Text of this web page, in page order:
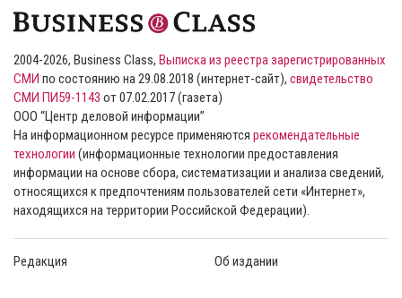
2004-2026, Business Class, Выписка из реестра зарегистрированных
СМИ по состоянию на 29.08.2018 (интернет-сайт), свидетельство
СМИ ПИ59-1143 от 07.02.2017 (газета)
ООО “Центр деловой информации”
На информационном ресурсе применяются рекомендательные
технологии (информационные технологии предоставления
информации на основе сбора, систематизации и анализа сведений,
относящихся к предпочтениям пользователей сети «Интернет»,
находящихся на территории Российской Федерации).
Редакция Об издании